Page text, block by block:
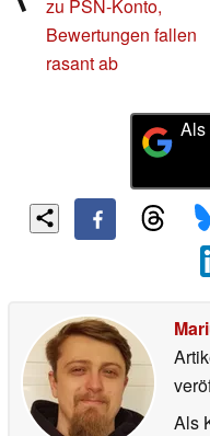
zu PSN-Konto,
Bewertungen fallen
rasant ab
Als
Als